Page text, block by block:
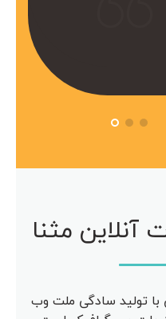
مثنا
تولید سادگی ملت وب